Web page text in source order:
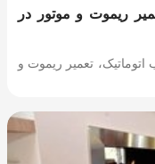
ریموت و موتور در
تعمیر ریموت و